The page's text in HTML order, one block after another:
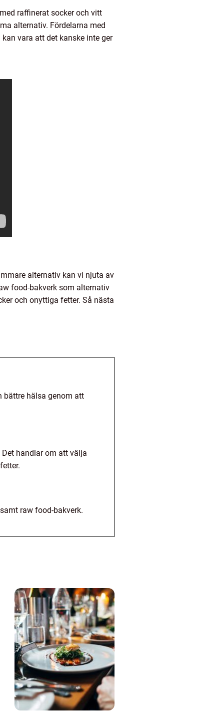
raffinerat socker och vitt
alternativ. Fördelarna med
vara att det kanske inte ger
alternativ kan vi njuta av
food-bakverk som alternativ
och onyttiga fetter. Så nästa
bättre hälsa genom att
handlar om att välja
raw food-bakverk.